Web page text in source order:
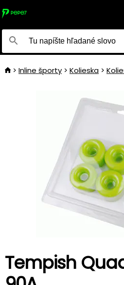
Inline športy Kolieska
Tempish